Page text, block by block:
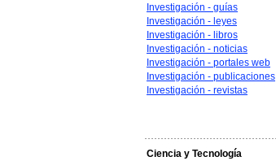
Investigación - guías
Investigación - leyes
Investigación - libros
Investigación - noticias
Investigación - portales web
Investigación - publicaciones
Investigación - revistas
Ciencia y Tecnología